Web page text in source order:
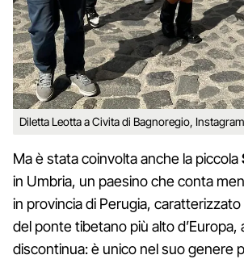
Diletta Leotta a Civita di Bagnoregio,
Ma è stata coinvolta anche la piccola
in Umbria, un paesino che conta
in provincia di Perugia,
del ponte tibetano più alto d’Europa,
discontinua: è unico nel suo genere